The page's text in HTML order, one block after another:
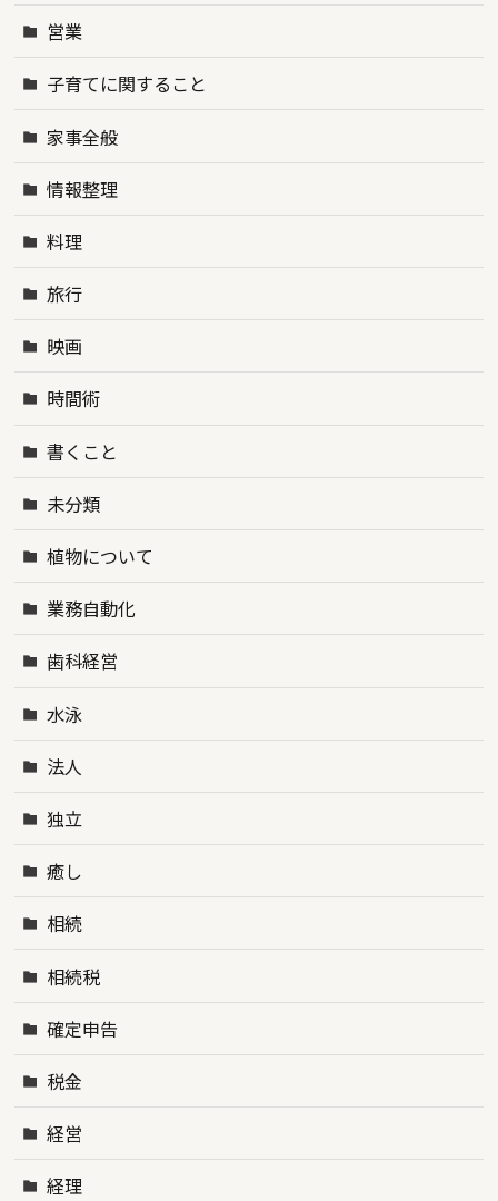
営業
子育てに関すること
家事全般
情報整理
料理
旅行
映画
時間術
書くこと
未分類
植物について
業務自動化
歯科経営
水泳
法人
独立
癒し
相続
相続税
確定申告
税金
経営
経理